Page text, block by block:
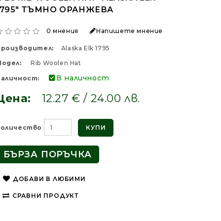
ТЪМНО ОРАНЖЕВА
0 мнения Напишете мнение
Alaska Elk 1795
Rib Woolen Hat
В наличност
12.27 € / 24.00 лв.
КУПИ
БЪРЗА ПОРЪЧКА
ДОБАВИ В ЛЮБИМИ
СРАВНИ ПРОДУКТ